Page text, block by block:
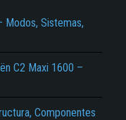
Sistemas,
C2 Maxi 1600 –
Componentes